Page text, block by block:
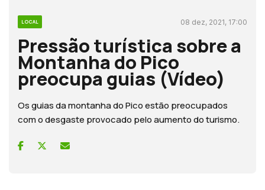
LOCAL 08 dez, 2021, 17:00
Pressão turística sobre a
Montanha do Pico
preocupa guias (Vídeo)
Os guias da montanha do Pico estão preocupados
com o desgaste provocado pelo aumento do turismo.